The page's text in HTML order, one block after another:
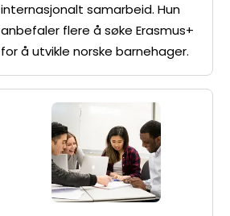
internasjonalt samarbeid. Hun
anbefaler flere å søke Erasmus+
for å utvikle norske barnehager.